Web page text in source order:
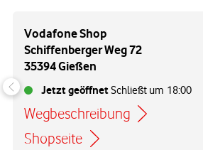
Vodafone Shop
Schiffenberger Weg 72
35394 Gießen
Jetzt geöffnetSchließt um 18:00
Wegbeschreibung
Link öffnet in einem neuen Tab
Shopseite